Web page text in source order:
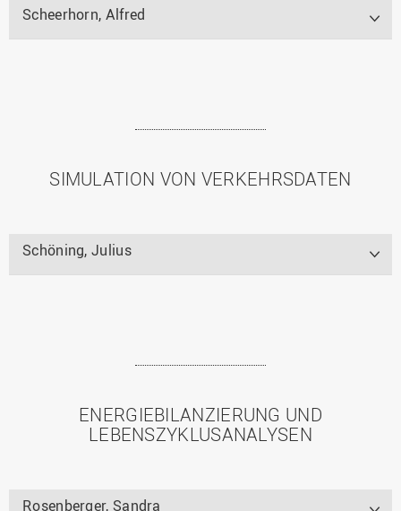
Scheerhorn, Alfred
SIMULATION VON VERKEHRSDATEN
Schöning, Julius
ENERGIEBILANZIERUNG UND
LEBENSZYKLUSANALYSEN
Rosenberger, Sandra